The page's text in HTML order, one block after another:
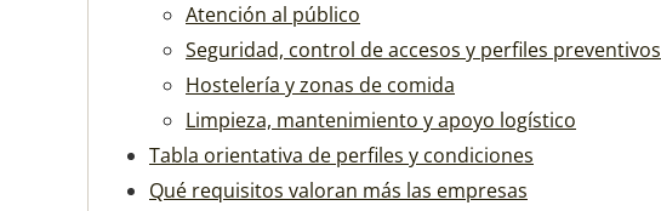
Atención al público
Seguridad, control de accesos y perfiles preventivos
Hostelería y zonas de comida
Limpieza, mantenimiento y apoyo logístico
Tabla orientativa de perfiles y condiciones
Qué requisitos valoran más las empresas